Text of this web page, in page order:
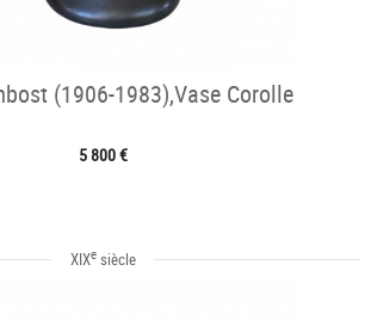
(1906-1983),Vase Corolle
5 800 €
XIXe siècle